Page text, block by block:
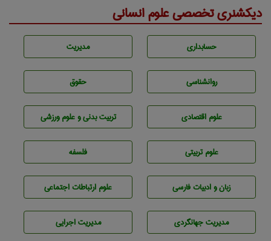
دیکشنری تخصصی علوم انسانی
حسابداری مديريت
روانشناسی حقوق
علوم اقتصادی تربيت بدنی و علوم ورزشی
علوم تربيتی فلسفه
زبان و ادبيات فارسی علوم ارتباطات اجتماعی
مديريت جهانگردی مديريت اجرايی